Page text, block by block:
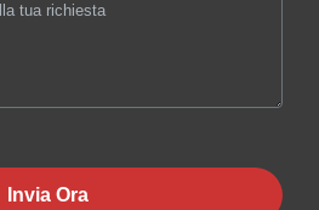
Invia Ora